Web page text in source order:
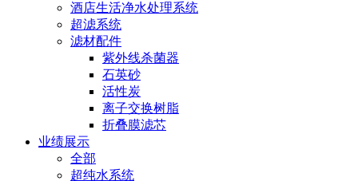
酒店生活净水处理系统
超滤系统
滤材配件
紫外线杀菌器
石英砂
活性炭
离子交换树脂
折叠膜滤芯
业绩展示
全部
超纯水系统